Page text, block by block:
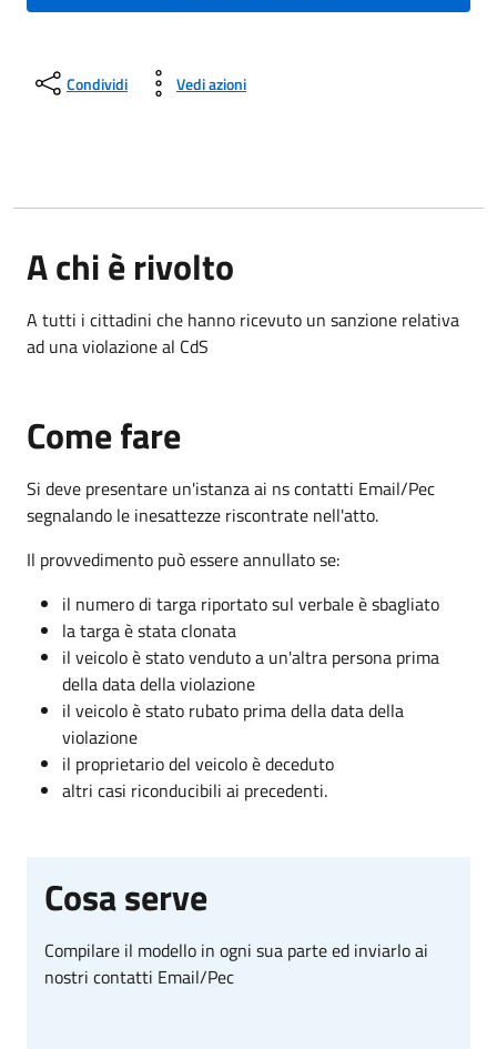
Condividi Vedi azioni
A chi è rivolto
A tutti i cittadini che hanno ricevuto un sanzione relativa
ad una violazione al CdS
Come fare
Si deve presentare un'istanza ai ns contatti Email/Pec
segnalando le inesattezze riscontrate nell'atto.
Il provvedimento può essere annullato se:
il numero di targa riportato sul verbale è sbagliato
la targa è stata clonata
il veicolo è stato venduto a un'altra persona prima
della data della violazione
il veicolo è stato rubato prima della data della
violazione
il proprietario del veicolo è deceduto
altri casi riconducibili ai precedenti.
Cosa serve
Compilare il modello in ogni sua parte ed inviarlo ai
nostri contatti Email/Pec